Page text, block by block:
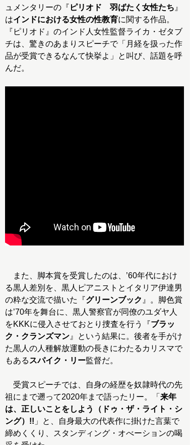
ュメンタリーの『 ピリオド 羽ばたく女性たち 』
はインドにおける女性の性教育に関する作品。
『ピリオド』のインド人女性監督ライカ・ゼタブ
チは、驚きのあまりスピーチで「月経を扱った作
品が受賞できるなんて快挙よ」と叫び、話題を呼
んだ。
また、脚本賞を受賞したのは、’60年代におけ
る黒人差別を、黒人ピアニストとイタリア伊達男
の粋な交流で描いた『グリーンブック 』。脚色賞
は’70年を舞台に、黒人警察官が同僚のユダヤ人
をKKKに侵入させておとり捜査を行う『ブラッ
ク・クランズマン 』という結果に。後者を手がけ
た黒人の人種解放運動の長きにわたるカリスマで
もある スパイク・リー監督だ。
受賞スピーチでは、自身の経歴を奴隷時代の先
祖にまで遡って2020年まで語ったリー。「 来年
は、正しいことをしよう（ドゥ・ザ・ライト・シ
ング）!! 」と、自身最大の代表作に掛けた言葉で
締めくくり、スタンディング・オべーションの喝